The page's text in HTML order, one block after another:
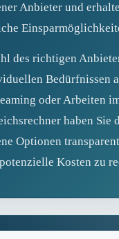
Anbieter und
des richtigen
Bedürfnissen
oder Arbeiten
haben Sie
Optionen
Kosten zu